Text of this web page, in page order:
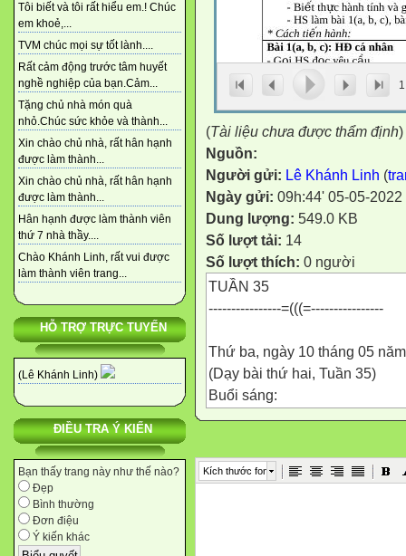
Tôi biết và tôi rất hiểu em.! Chúc
em khoẻ,...
TVM chúc mọi sự tốt lành....
Rất cảm động trước tâm huyết
nghề nghiệp của bạn.Cảm...
Tặng chủ nhà món quà
nhỏ.Chúc sức khỏe và thành...
Xin chào chủ nhà, rất hân hạnh
được làm thành...
Xin chào chủ nhà, rất hân hạnh
được làm thành...
Hân hạnh được làm thành viên
thứ 7 nhà thầy....
Chào Khánh Linh, rất vui được
làm thành viên trang...
HỖ TRỢ TRỰC TUYẾN
(Lê Khánh Linh)
ĐIỀU TRA Ý KIẾN
Bạn thấy trang này như thế nào?
Đẹp
Bình thường
Đơn điệu
Ý kiến khác
1
(Tài liệu chưa được thẩm định)
Nguồn:
Người gửi: Lê Khánh Linh (
Ngày gửi: 09h:44' 05-05-2022
Dung lượng: 549.0 KB
Số lượt tải: 14
Số lượt thích: 0 người
TUẦN 35
----------------=(((=----------------
Thứ ba, ngày 10 tháng 05
(Dạy bài thứ hai, Tuần 35)
Buổi sáng:
CHÀO CỜ ĐẦU TUẦN
(Do nhà trường tổ chức)
Kích thước font